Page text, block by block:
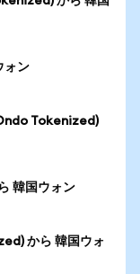
ォン
Tokenized)
韓国ウォン
から 韓国ウォ